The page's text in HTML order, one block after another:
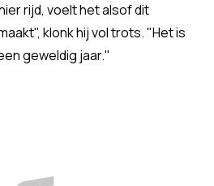
rijd, voelt het alsof dit
klonk hij vol trots. "Het is
geweldig jaar."